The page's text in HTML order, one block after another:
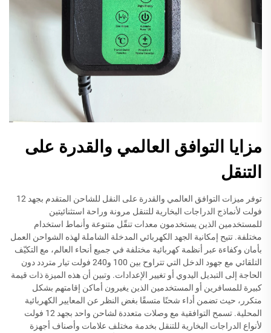
مزايا التوافق العالمي والقدرة على
التنقل
توفر ميزات التوافق العالمي والقدرة على النقل للشاحن المتقدم بجهد 12
فولت لأنماذج الدراجات البخارية للتنقل مرونة وراحة استثنائيتين
للمستخدمين الذين يستخدمون معدات تنقّل متنوعة وأنماط استخدام
مختلفة. تتيح إمكانية الجهد الكهربائي المدخلة الشاملة لهذه الشواحن العمل
بأمان وكفاءة عبر أنظمة كهربائية مختلفة في جميع أنحاء العالم، مع التكيّف
التلقائي مع جهود الدخل التي تتراوح بين 100 و240 فولت تيار متردد دون
الحاجة إلى التبديل اليدوي أو تغيير الإعدادات. وتبين أن هذه الميزة ذات قيمة
كبيرة للمسافرين أو المستخدمين الذين يغيرون أماكن إقامتهم بشكل
متكرر، حيث تضمن أداء شحنًا متسقًا بغض النظر عن المعايير الكهربائية
المحلية. تسمح التوافقية مع وصلات متعددة لشاحن واحد بجهد 12 فولت
لأنواع الدراجات البخارية للتنقل بخدمة مختلف علامات وأصناف أجهزة